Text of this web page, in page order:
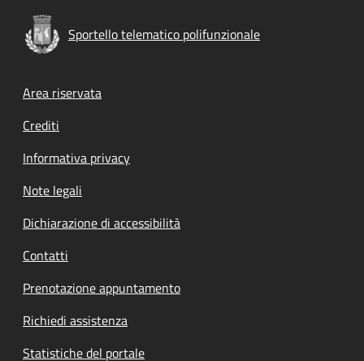
Sportello telematico polifunzionale
Footer menu
Area riservata
Crediti
Informativa privacy
Note legali
Dichiarazione di accessibilità
Contatti
Prenotazione appuntamento
Richiedi assistenza
Statistiche del portale